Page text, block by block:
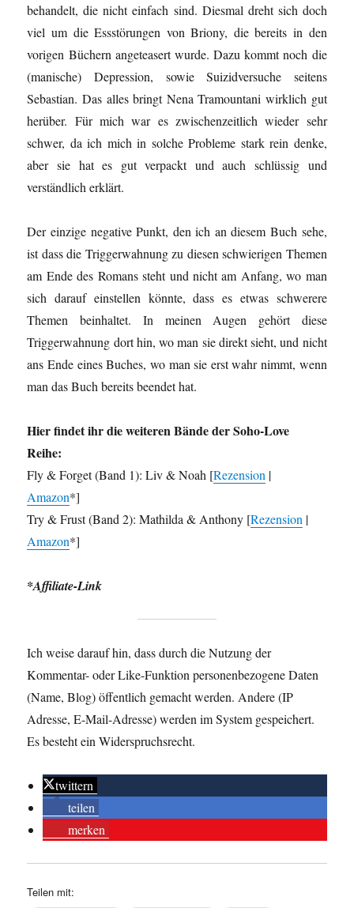
behandelt, die nicht einfach sind. Diesmal dreht sich doch
viel um die Essstörungen von Briony, die bereits in den
vorigen Büchern angeteasert wurde. Dazu kommt noch die
(manische) Depression, sowie Suizidversuche seitens
Sebastian. Das alles bringt Nena Tramountani wirklich gut
herüber. Für mich war es zwischenzeitlich wieder sehr
schwer, da ich mich in solche Probleme stark rein denke,
aber sie hat es gut verpackt und auch schlüssig und
verständlich erklärt.
Der einzige negative Punkt, den ich an diesem Buch sehe,
ist dass die Triggerwahnung zu diesen schwierigen Themen
am Ende des Romans steht und nicht am Anfang, wo man
sich darauf einstellen könnte, dass es etwas schwerere
Themen beinhaltet. In meinen Augen gehört diese
Triggerwahnung dort hin, wo man sie direkt sieht, und nicht
ans Ende eines Buches, wo man sie erst wahr nimmt, wenn
man das Buch bereits beendet hat.
Hier findet ihr die weiteren Bände der Soho-Love
Reihe:
Fly & Forget (Band 1): Liv & Noah [Rezension |
Amazon*]
Try & Frust (Band 2): Mathilda & Anthony [Rezension |
Amazon*]
*Affiliate-Link
Ich weise darauf hin, dass durch die Nutzung der
Kommentar- oder Like-Funktion personenbezogene Daten
(Name, Blog) öffentlich gemacht werden. Andere (IP
Adresse, E-Mail-Adresse) werden im System gespeichert.
Es besteht ein Widerspruchsrecht.
twittern
teilen
merken
Teilen mit: